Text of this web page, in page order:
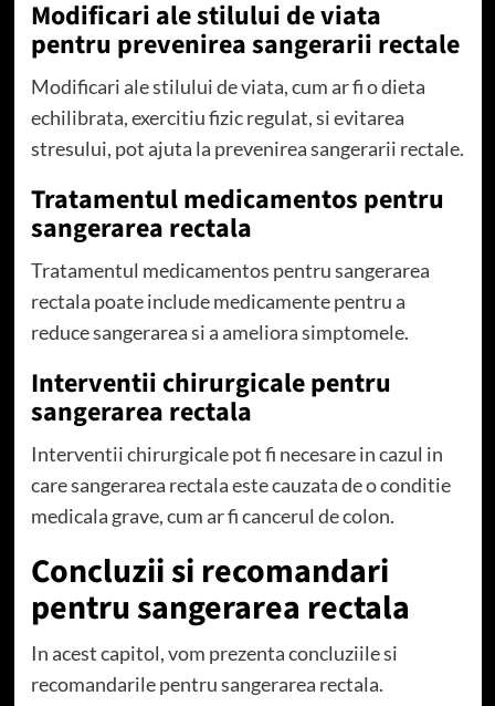
Modificari ale stilului de viata
pentru prevenirea sangerarii rectale
Modificari ale stilului de viata, cum ar fi o dieta
echilibrata, exercitiu fizic regulat, si evitarea
stresului, pot ajuta la prevenirea sangerarii rectale.
Tratamentul medicamentos pentru
sangerarea rectala
Tratamentul medicamentos pentru sangerarea
rectala poate include medicamente pentru a
reduce sangerarea si a ameliora simptomele.
Interventii chirurgicale pentru
sangerarea rectala
Interventii chirurgicale pot fi necesare in cazul in
care sangerarea rectala este cauzata de o conditie
medicala grave, cum ar fi cancerul de colon.
Concluzii si recomandari
pentru sangerarea rectala
In acest capitol, vom prezenta concluziile si
recomandarile pentru sangerarea rectala.